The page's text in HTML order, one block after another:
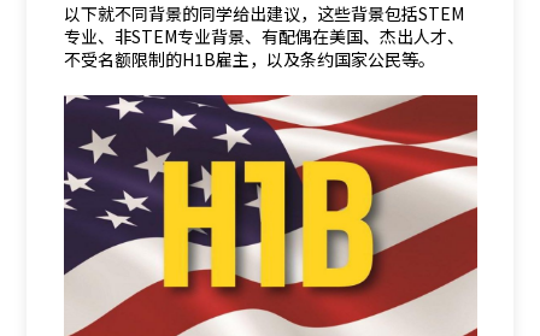
以下就不同背景的同学给出建议，这些背景包括STEM
专业、非STEM专业背景、有配偶在美国、杰出人才、
不受名额限制的H1B雇主，以及条约国家公民等。